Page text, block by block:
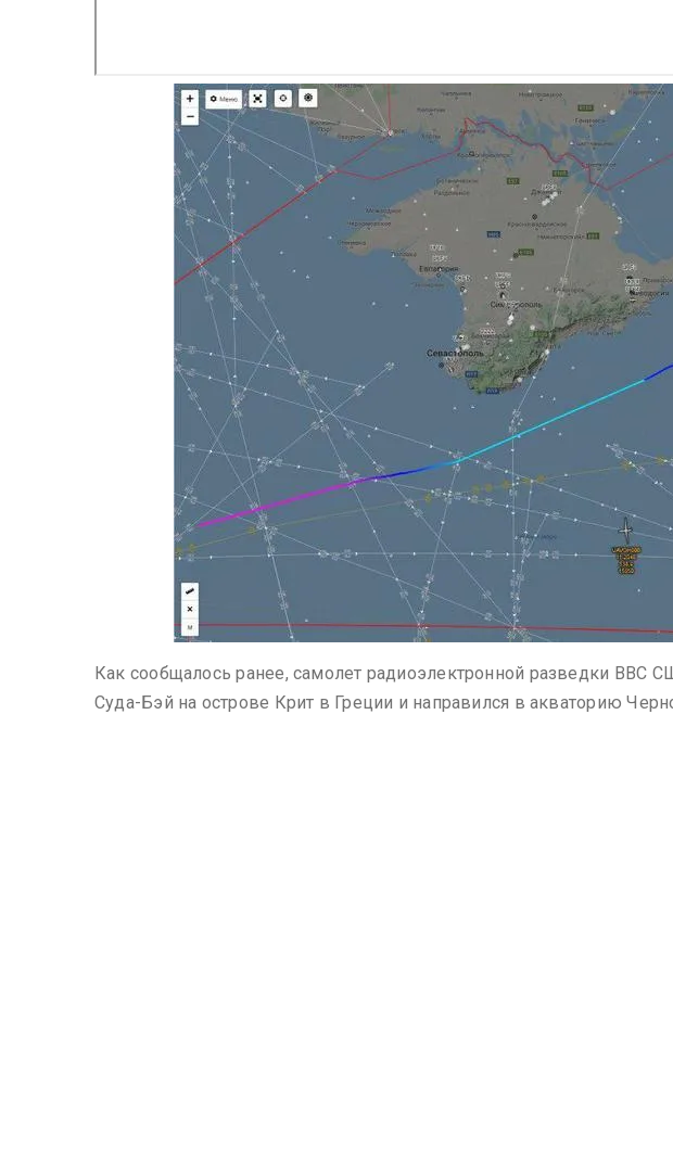
Как сообщалось ранее, самолет радиоэлектронной разведки ВВС
Суда-Бэй на острове Крит в Греции и направился в акваторию